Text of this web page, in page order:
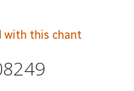
with this chant